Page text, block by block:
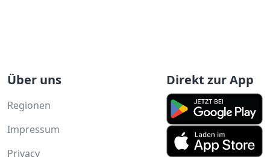
Über uns
Regionen
Impressum
Privacy
Direkt zur App